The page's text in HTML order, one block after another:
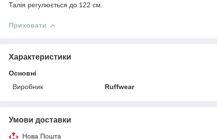
Талія регулюється до 122 см.
Приховати
Характеристики
Основні
Виробник
Ruffwear
Умови доставки
Нова Пошта